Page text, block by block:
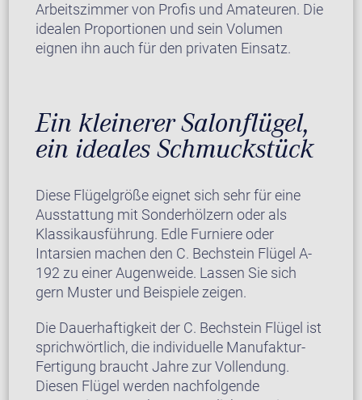
Arbeitszimmer von Profis und Amateuren. Die
idealen Proportionen und sein Volumen
eignen ihn auch für den privaten Einsatz.
Ein kleinerer Salonflügel,
ein ideales Schmuckstück
Diese Flügelgröße eignet sich sehr für eine
Ausstattung mit Sonderhölzern oder als
Klassikausführung. Edle Furniere oder
Intarsien machen den C. Bechstein Flügel A-
192 zu einer Augenweide. Lassen Sie sich
gern Muster und Beispiele zeigen.
Die Dauerhaftigkeit der C. Bechstein Flügel ist
sprichwörtlich, die individuelle Manufaktur-
Fertigung braucht Jahre zur Vollendung.
Diesen Flügel werden nachfolgende